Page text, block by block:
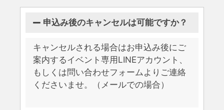
申込み後のキャンセルは可能ですか？
キャンセルされる場合はお申込み後にご
案内するイベント専用LINEアカウント、
もしくは問い合わせフォームよりご連絡
くださいませ。（メールでの場合）